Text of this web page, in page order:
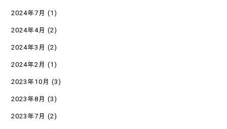
2024年7月 (1)
2024年4月 (2)
2024年3月 (2)
2024年2月 (1)
2023年10月 (3)
2023年8月 (3)
2023年7月 (2)